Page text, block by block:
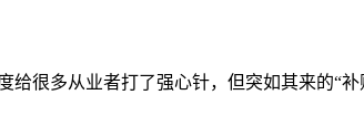
很多从业者打了强心针，但突如其来的“